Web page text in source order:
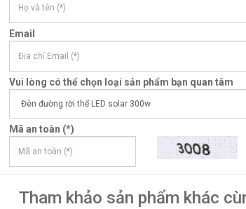
Email
Vui lòng có thể chọn loại sản phẩm bạn quan tâm
Mã an toàn (*)
Tham khảo sản phẩm khác